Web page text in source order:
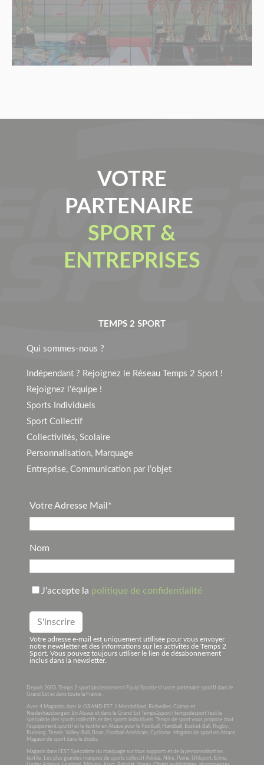
VOTRE
PARTENAIRE
SPORT &
ENTREPRISES
TEMPS 2 SPORT
Qui sommes-nous ?
Indépendant ? Rejoignez le Réseau Temps 2 Sport !
Rejoignez l’équipe !
Sports Individuels
Sport Collectif
Collectivités, Scolaire
Personnalisation, Marquage
Entreprise, Communication par l’objet
Votre Adresse Mail*
Nom
J'accepte la politique de confidentialité
Votre adresse e-mail est uniquement utilisée pour vous envoyer
notre newsletter et des informations sur les activités de Temps 2
Sport. Vous pouvez toujours utiliser le lien de désabonnement
inclus dans la newsletter.
Depuis 2003, Temps 2 sport (anciennement Equip’Sport) est votre partenaire sportif dans le
Grand Est et dans toute la France .
Avec 4 Magasins dans le GRAND EST à Montbéliard, Richwiller, Colmar et
Niederhausbergen. En Alsace et dans le Grand Est Temps2sport ( tempsdesport ) est le
spécialiste des sports collectifs et des sports individuels. Temps de sport vous propose tout
l’équipement sportif et le textile en Alsace pour le Football, Handball, Basket-Ball, Rugby,
Running, Tennis, Volley-Ball, Boxe, Football Américain, Cyclisme. Magasin de sport en Alsace,
Magasin de sport dans le doubs.
Magasin dans l’EST Spécialiste du marquage sur tous supports et de la personnalisation
textile. Les plus grandes marques de sports collectif Adidas, Nike, Puma, Uhlsport, Erima,